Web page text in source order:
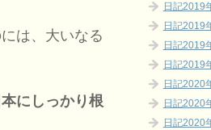
は、大いなる
にしっかり根
日記2019
日記2019
日記2019
日記2019
日記2020
日記2020
日記2020